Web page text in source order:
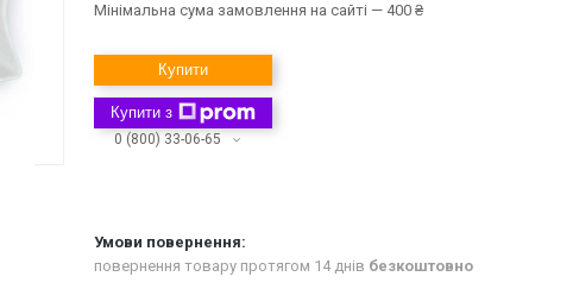
Мінімальна сума замовлення на сайті — 400 ₴
Купити
Купити з
0 (800) 33-06-65
повернення товару протягом 14 днів безкоштовно